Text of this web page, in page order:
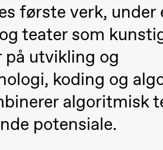
(Black Box teater)
første verk, under
teater som
på utvikling og
koding og
algoritmisk
potensiale.